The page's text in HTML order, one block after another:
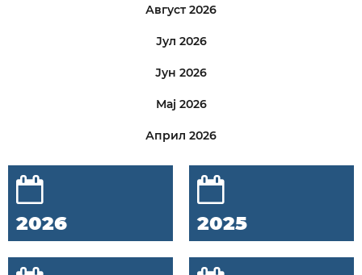
Август 2026
Јул 2026
Јун 2026
Мај 2026
Април 2026
2026 2025